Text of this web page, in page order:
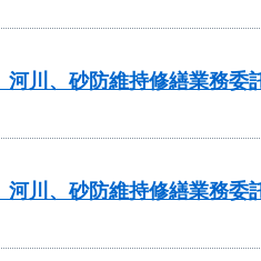
川、砂防維持修繕業務委
川、砂防維持修繕業務委